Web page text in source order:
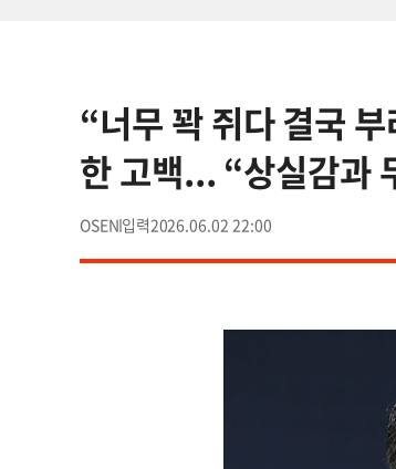
“너무 꽉 쥐다 결국
한 고백... “상실감과
OSEN 2026.06.02 22:00